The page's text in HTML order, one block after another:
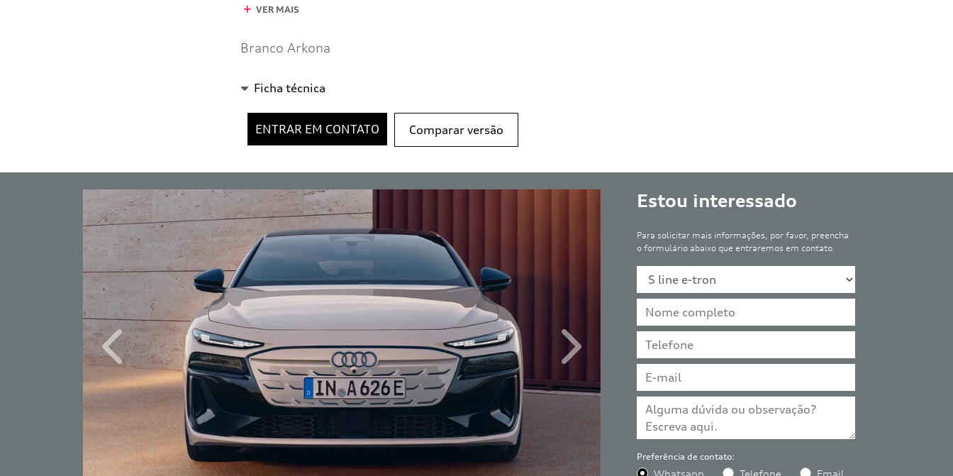
VER MAIS
Branco Arkona
Ficha técnica
ENTRAR EM CONTATO Comparar versão
Estou interessado
Para solicitar mais informações, por favor, preencha
o formulário abaixo que entraremos em contato.
Preferência de contato:
Whatsapp Telefone Email
Anterior Próximo